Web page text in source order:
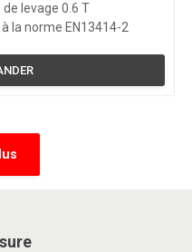
levage 0.6 T
la norme EN13414-2